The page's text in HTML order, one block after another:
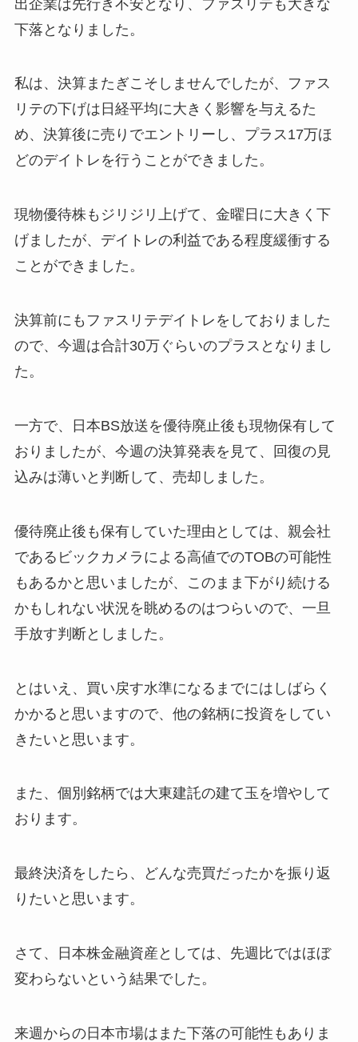
出企業は先行き不安となり、ファスリテも大きな
下落となりました。
私は、決算またぎこそしませんでしたが、ファス
リテの下げは日経平均に大きく影響を与えるた
め、決算後に売りでエントリーし、プラス17万ほ
どのデイトレを行うことができました。
現物優待株もジリジリ上げて、金曜日に大きく下
げましたが、デイトレの利益である程度緩衝する
ことができました。
決算前にもファスリテデイトレをしておりました
ので、今週は合計30万ぐらいのプラスとなりまし
た。
一方で、日本BS放送を優待廃止後も現物保有して
おりましたが、今週の決算発表を見て、回復の見
込みは薄いと判断して、売却しました。
優待廃止後も保有していた理由としては、親会社
であるビックカメラによる高値でのTOBの可能性
もあるかと思いましたが、このまま下がり続ける
かもしれない状況を眺めるのはつらいので、一旦
手放す判断としました。
とはいえ、買い戻す水準になるまでにはしばらく
かかると思いますので、他の銘柄に投資をしてい
きたいと思います。
また、個別銘柄では大東建託の建て玉を増やして
おります。
最終決済をしたら、どんな売買だったかを振り返
りたいと思います。
さて、日本株金融資産としては、先週比ではほぼ
変わらないという結果でした。
来週からの日本市場はまた下落の可能性もありま